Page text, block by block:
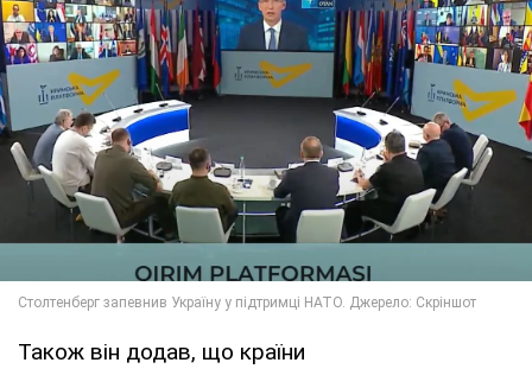
Також він додав, що країни